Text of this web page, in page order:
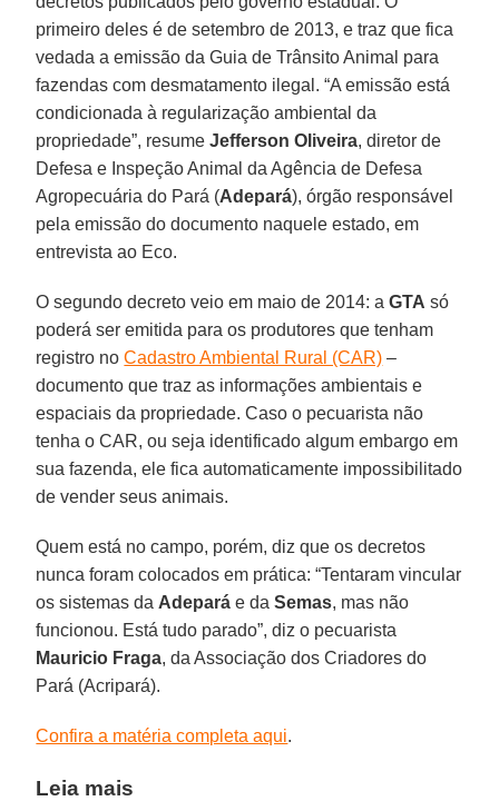
primeiro deles é de setembro de 2013, e traz que fica
vedada a emissão da Guia de Trânsito Animal para
fazendas com desmatamento ilegal. “A emissão está
condicionada à regularização ambiental da
propriedade”, resumeJefferson Oliveira, diretor de
Defesa e Inspeção Animal da Agência de Defesa
Agropecuária do Pará (Adepará), órgão responsável
pela emissão do documento naquele estado, em
entrevista ao Eco.
O segundo decreto veio em maio de 2014: aGTA só
poderá ser emitida para os produtores que tenham
registro noCadastro Ambiental Rural (CAR) –
documento que traz as informações ambientais e
espaciais da propriedade. Caso o pecuarista não
tenha o CAR, ou seja identificado algum embargo em
sua fazenda, ele fica automaticamente impossibilitado
de vender seus animais.
Quem está no campo, porém, diz que os decretos
nunca foram colocados em prática: “Tentaram vincular
os sistemas da Adepará e daSemas, mas não
funcionou. Está tudo parado”, diz o pecuarista
Mauricio Fraga, da Associação dos Criadores do
Pará (Acripará).
Confira a matéria completa aqui.
Leia mais